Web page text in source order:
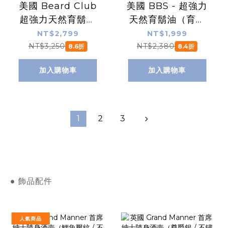
美國 Beard Club
超強力天然育鬍組
合（育鬍維生素噴
霧＋育鬍油）
NT$2,799
NT$3,250 8.6折
加入購物車
美國 BBS - 超強力
天然育鬍油（育鬍
精華液）
NT$1,999
NT$2,380 8.4折
加入購物車
1 2 3
● 飾品配件
人氣商品